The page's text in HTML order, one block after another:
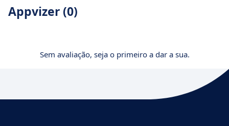
Appvizer (0)
Sem avaliação, seja o primeiro a dar a sua.